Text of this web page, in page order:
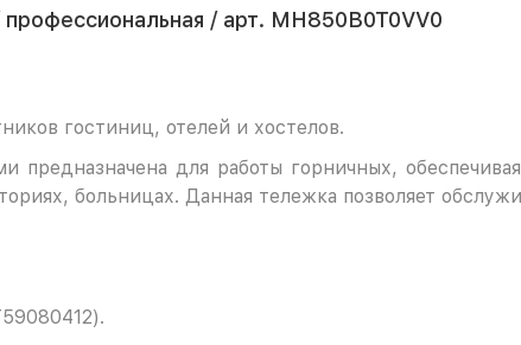
/ арт. MH850B0T0VV0
гостиниц, отелей и хостелов.
для работы горничных,
больницах. Данная тележка позволяет